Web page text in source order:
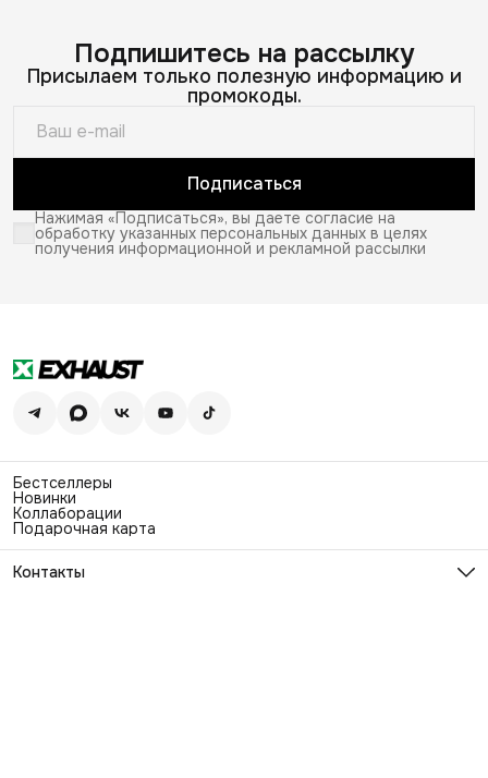
Подпишитесь на рассылку
Присылаем только полезную информацию и
промокоды.
Подписаться
Нажимая «Подписаться», вы даете согласие на
обработку указанных персональных данных в целях
получения информационной и рекламной рассылки
Бестселлеры
Новинки
Коллаборации
Подарочная карта
Контакты